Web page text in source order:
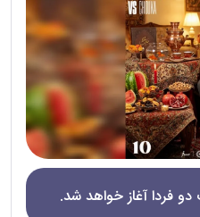
فردا آغاز خواهد شد.